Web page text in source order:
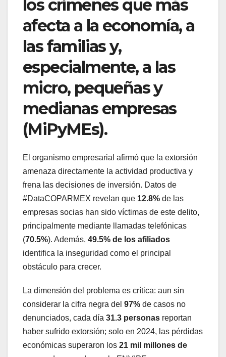
los crímenes que más
afecta a la economía, a
las familias y,
especialmente, a las
micro, pequeñas y
medianas empresas
(MiPyMEs).
El organismo empresarial afirmó que la extorsión
amenaza directamente la actividad productiva y
frena las decisiones de inversión. Datos de
#DataCOPARMEX revelan que 12.8% de las
empresas socias han sido víctimas de este delito,
principalmente mediante llamadas telefónicas
(70.5%). Además, 49.5% de los afiliados
identifica la inseguridad como el principal
obstáculo para crecer.
La dimensión del problema es crítica: aun sin
considerar la cifra negra del 97% de casos no
denunciados, cada día 31.3 personas reportan
haber sufrido extorsión; solo en 2024, las pérdidas
económicas superaron los 21 mil millones de